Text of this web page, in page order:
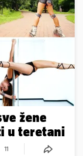
žene
u teretani
11